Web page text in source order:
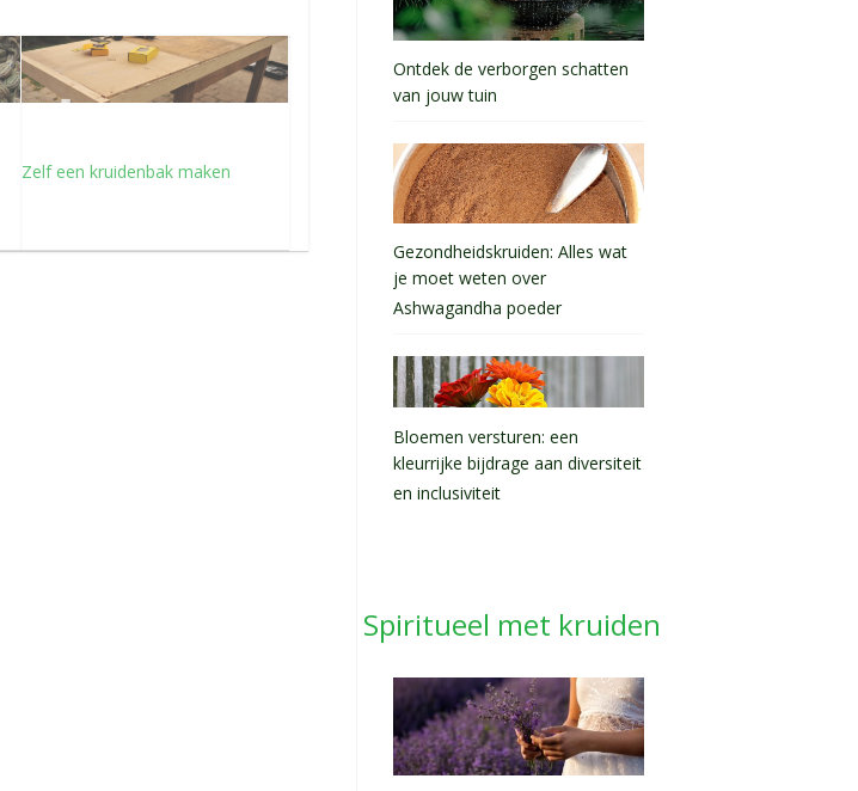
Zelf een kruidenbak maken
Ontdek de verborgen schatten
van jouw tuin
Gezondheidskruiden: Alles wat
je moet weten over
Ashwagandha poeder
Bloemen versturen: een
kleurrijke bijdrage aan diversiteit
en inclusiviteit
Spiritueel met kruiden